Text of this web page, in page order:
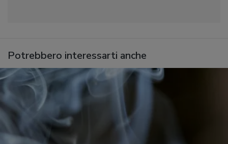
Potrebbero interessarti anche